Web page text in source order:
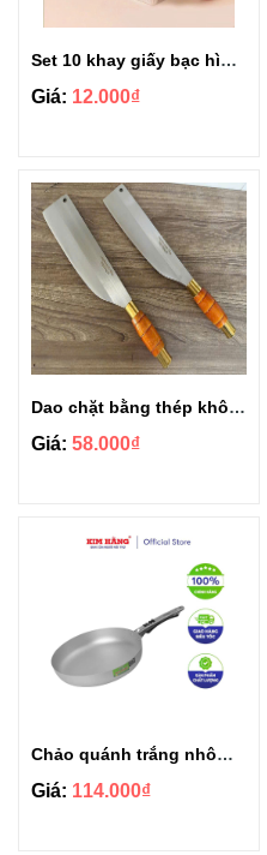
Set 10 khay giấy bạc hình chữ nhật sâu lòng 700ml
Giá: 12.000₫
Dao chặt bằng thép không gỉ cán trúc 5 lạng
Giá: 58.000₫
Chảo quánh trắng nhôm Kim Hằng size 24cm
Giá: 114.000₫